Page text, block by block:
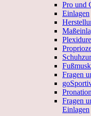
Pro und
Einlagen
Fragen
Fragen
Einlagen